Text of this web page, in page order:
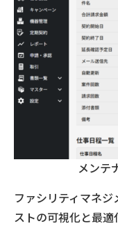
メンテ
ファシリティマネ
ストの可視化と最